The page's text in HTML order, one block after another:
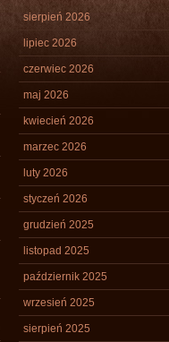
sierpień 2026
lipiec 2026
czerwiec 2026
maj 2026
kwiecień 2026
marzec 2026
luty 2026
styczeń 2026
grudzień 2025
listopad 2025
październik 2025
wrzesień 2025
sierpień 2025